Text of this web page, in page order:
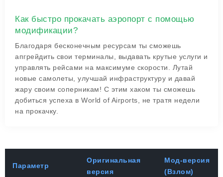
Как быстро прокачать аэропорт с помощью
модификации?
Благодаря бесконечным ресурсам ты сможешь
апгрейдить свои терминалы, выдавать крутые услуги и
управлять рейсами на максимуме скорости. Лутай
новые самолеты, улучшай инфраструктуру и давай
жару своим соперникам! С этим хаком ты сможешь
добиться успеха в World of Airports, не тратя недели
на прокачку.
Параметр
Оригинальная
версия
Мод-версия
(Взлом)